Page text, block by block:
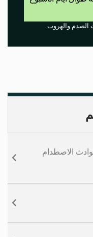
الصدم والهروب
الاصطدام